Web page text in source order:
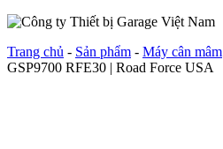
Trang chủ - Sản phẩm - Máy cân mâm
GSP9700 RFE30 | Road Force USA